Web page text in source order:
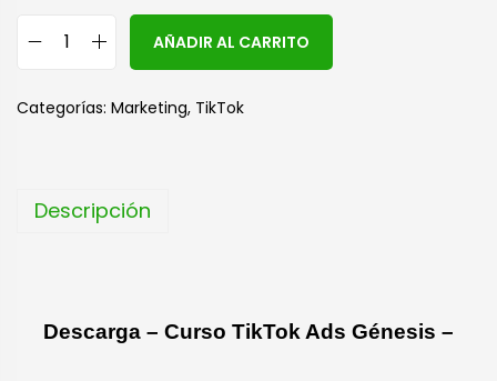
AÑADIR AL CARRITO
e
Categorías: Marketing, TikTok
Descripción
Descarga – Curso TikTok Ads Génesis –